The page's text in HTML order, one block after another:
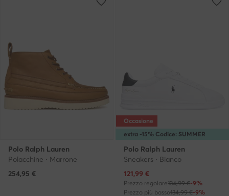
Polo Ralph Lauren
Polacchine · Marrone
254,95 €
extra -15% Codice: SUMMER
Occasione
Polo Ralph Lauren
Sneakers · Bianco
Prezzo attuale
121,99 €
Prezzo regolare134,99 €-9%
Prezzo più basso134,99 €-9%